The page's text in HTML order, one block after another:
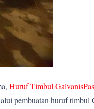
Huruf Timbul
pembuatan huruf timbul